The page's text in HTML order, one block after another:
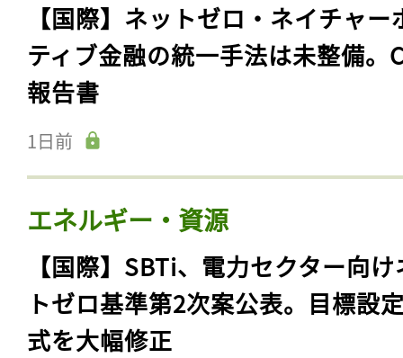
【国際】ネットゼロ・ネイチャー
ティブ金融の統一手法は未整備。
報告書
1日前
エネルギー・資源
【国際】SBTi、電力セクター向
トゼロ基準第2次案公表。目標設
式を大幅修正